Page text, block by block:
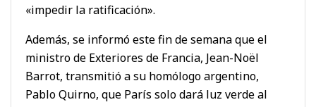
«impedir la ratificación».
Además, se informó este fin de semana que el
ministro de Exteriores de Francia, Jean-Noël
Barrot, transmitió a su homólogo argentino,
Pablo Quirno, que París solo dará luz verde al